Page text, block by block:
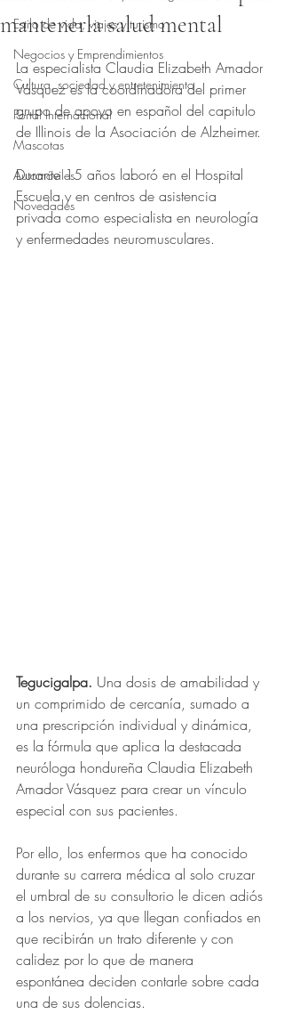
Estilo de vida, viajes y turismo
Negocios y Emprendimientos
Cultura, sociedad y entretenimiento
Portal Internacional
Mascotas
Automóviles
Novedades
mantenerla salud mental
Obtuvo NaN de 5 estrellas.
La especialista Claudia Elizabeth Amador
Vásquez es la coordinadora del primer
grupo de apoyo en español del capitulo
de Illinois de la Asociación de Alzheimer.
Durante 15 años laboró en el Hospital
Escuela y en centros de asistencia
privada como especialista en neurología
y enfermedades neuromusculares.
Tegucigalpa. Una dosis de amabilidad y
un comprimido de cercanía, sumado a
una prescripción individual y dinámica,
es la fórmula que aplica la destacada
neuróloga hondureña Claudia Elizabeth
Amador Vásquez para crear un vínculo
especial con sus pacientes.
Por ello, los enfermos que ha conocido
durante su carrera médica al solo cruzar
el umbral de su consultorio le dicen adiós
a los nervios, ya que llegan confiados en
que recibirán un trato diferente y con
calidez por lo que de manera
espontánea deciden contarle sobre cada
una de sus dolencias.